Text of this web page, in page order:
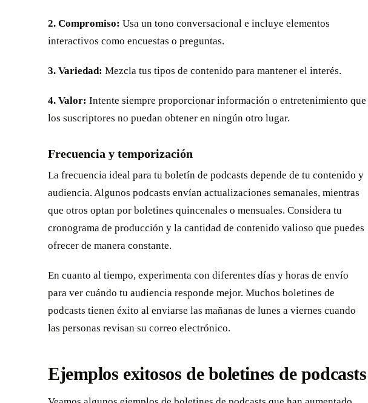
2. Compromiso: Usa un tono conversacional e incluye elementos
interactivos como encuestas o preguntas.
3. Variedad: Mezcla tus tipos de contenido para mantener el interés.
4. Valor: Intente siempre proporcionar información o entretenimiento que
los suscriptores no puedan obtener en ningún otro lugar.
Frecuencia y temporización
La frecuencia ideal para tu boletín de podcasts depende de tu contenido y
audiencia. Algunos podcasts envían actualizaciones semanales, mientras
que otros optan por boletines quincenales o mensuales. Considera tu
cronograma de producción y la cantidad de contenido valioso que puedes
ofrecer de manera constante.
En cuanto al tiempo, experimenta con diferentes días y horas de envío
para ver cuándo tu audiencia responde mejor. Muchos boletines de
podcasts tienen éxito al enviarse las mañanas de lunes a viernes cuando
las personas revisan su correo electrónico.
Ejemplos exitosos de boletines de podcasts